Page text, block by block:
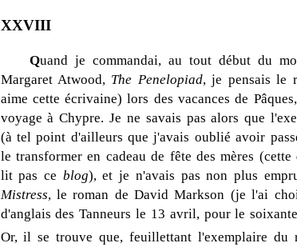
XXVIII
Quand je commandai, au tout début du
Margaret Atwood, The Penelopiad, je pensais le
aime cette écrivaine) lors des vacances de
voyage à Chypre. Je ne savais pas alors que
(à tel point d'ailleurs que j'avais oublié avoir
le transformer en cadeau de fête des mères
lit pas ce blog), et je n'avais pas non plus
Mistress, le roman de David Markson (je l'ai
d'anglais des Tanneurs le 13 avril, pour le
Or, il se trouve que, feuillettant l'exemplaire